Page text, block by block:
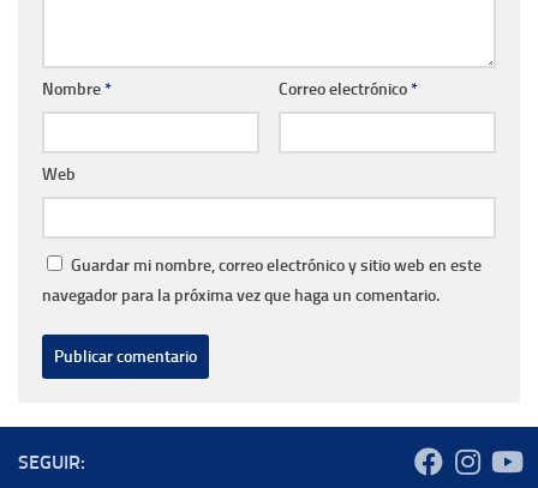
Nombre* Correo electrónico*
Web
Guardar mi nombre, correo electrónico y sitio web en este
navegador para la próxima vez que haga un comentario.
SEGUIR: